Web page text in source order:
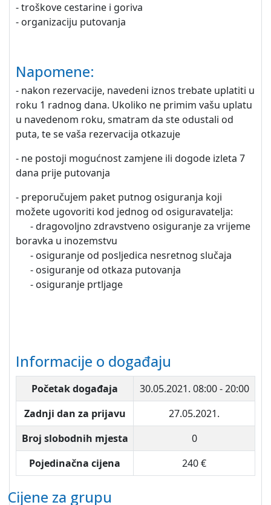
- troškove cestarine i goriva
- organizaciju putovanja
Napomene:
- nakon rezervacije, navedeni iznos trebate uplatiti u
roku 1 radnog dana. Ukoliko ne primim vašu uplatu
u navedenom roku, smatram da ste odustali od
puta, te se vaša rezervacija otkazuje
- ne postoji mogućnost zamjene ili dogode izleta 7
dana prije putovanja
- preporučujem paket putnog osiguranja koji
možete ugovoriti kod jednog od osiguravatelja:
- dragovoljno zdravstveno osiguranje za vrijeme
boravka u inozemstvu
- osiguranje od posljedica nesretnog slučaja
- osiguranje od otkaza putovanja
- osiguranje prtljage
Informacije o događaju
Početak događaja 30.05.2021. 08:00 - 20:00
Zadnji dan za prijavu
27.05.2021.
Broj slobodnih mjesta
0
Pojedinačna cijena
240 €
Cijene za grupu